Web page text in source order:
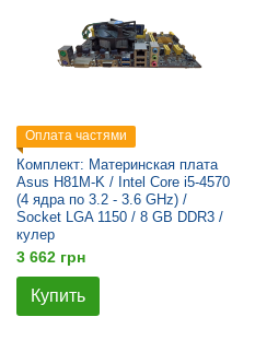
Оплата частями
Комплект: Материнская плата
Asus H81M-K / Intel Core i5-4570
(4 ядра по 3.2 - 3.6 GHz) /
Socket LGA 1150 / 8 GB DDR3 /
кулер
3 662 грн
Купить